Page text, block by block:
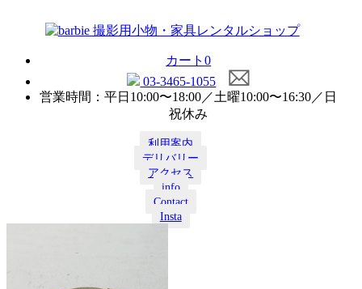
カート0
03-3465-1055
営業時間：平日10:00〜18:00／土曜10:00〜16:30／日
祝休み
利用案内
デリバリー
アクセス
info
Contact
Insta